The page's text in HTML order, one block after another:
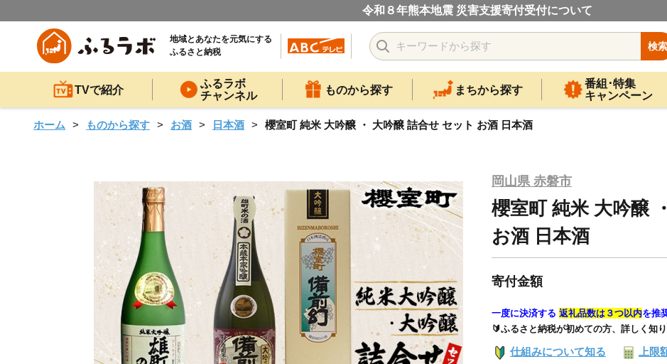
令和８年熊本地震 災害支援寄付受付について
地域とあなたを元気にする
ふるさと納税
検索
TVで紹介
ふるラボ
チャンネル
ものから探す まちから探す
番組･特集
キャンペーン
ホーム ものから探す お酒 日本酒 櫻室町 純米 大吟醸 ・ 大吟醸 詰合せ セット お酒 日本酒
岡山県 赤磐市
櫻室町 純米 大吟醸
お酒 日本酒
寄付金額
一度に決済する 返礼品数は３つ以内を推
🔰ふるさと納税が初めての方、詳しく知
仕組みについて知る 上限